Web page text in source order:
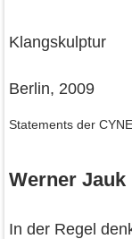
Klangskulptur
Berlin, 2009
Statements der
Werner Jauk
In der Regel